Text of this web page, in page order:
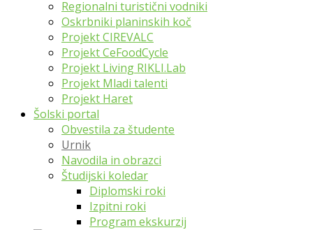
Regionalni turistični vodniki
Oskrbniki planinskih koč
Projekt CIREVALC
Projekt CeFoodCycle
Projekt Living RIKLI.Lab
Projekt Mladi talenti
Projekt Haret
Šolski portal
Obvestila za študente
Urnik
Navodila in obrazci
Študijski koledar
Diplomski roki
Izpitni roki
Program ekskurzij